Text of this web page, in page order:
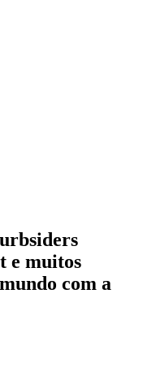
e muitos
com a